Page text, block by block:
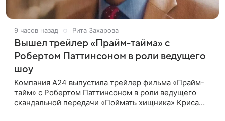
9 часов назад Рита Захарова
Вышел трейлер «Прайм-тайма» с
Робертом Паттинсоном в роли ведущего
шоу
Компания A24 выпустила трейлер фильма «Прайм-
тайм» с Робертом Паттинсоном в роли ведущего
скандальной передачи «Поймать хищника» Криса